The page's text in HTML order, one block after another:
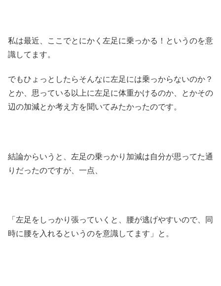
私は最近、ここでとにかく左足に乗っかる！というのを意
識してます。
でもひょっとしたらそんなに左足には乗っからないのか？
とか、思っている以上に左足に体重かけるのか、とかその
辺の加減とか考え方を聞いてみたかったのです。
結論からいうと、左足の乗っかり加減は自分が思ってた通
りだったのですが、一点、
「左足をしっかり張っていくと、腰が逃げやすいので、同
時に腰を入れるというのを意識してます」と。